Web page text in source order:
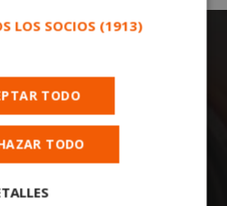
noticias, eventos, ocio y
LOS SOCIOS (1913)
TODO
TODO